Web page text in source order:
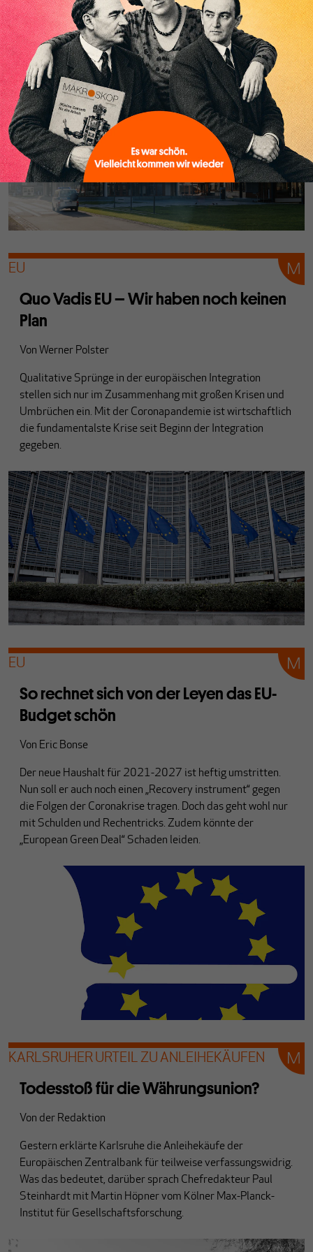
weist auf das zentrale Problem der EU: Die Verträge
passen nicht mehr auf die aktuelle wirtschaftspolitische
Situation.
EU
Quo Vadis EU – Wir haben noch keinen
Plan
Von Werner Polster
Qualitative Sprünge in der europäischen Integration
stellen sich nur im Zusammenhang mit großen Krisen und
Umbrüchen ein. Mit der Coronapandemie ist wirtschaftlich
die fundamentalste Krise seit Beginn der Integration
gegeben.
EU
So rechnet sich von der Leyen das EU-
Budget schön
Von Eric Bonse
Der neue Haushalt für 2021-2027 ist heftig umstritten.
Nun soll er auch noch einen „Recovery instrument“ gegen
die Folgen der Coronakrise tragen. Doch das geht wohl nur
mit Schulden und Rechentricks. Zudem könnte der
„European Green Deal“ Schaden leiden.
KARLSRUHER URTEIL ZU ANLEIHEKÄUFEN
Todesstoß für die Währungsunion?
Von der Redaktion
Gestern erklärte Karlsruhe die Anleihekäufe der
Europäischen Zentralbank für teilweise verfassungswidrig.
Was das bedeutet, darüber sprach Chefredakteur Paul
Steinhardt mit Martin Höpner vom Kölner Max-Planck-
Institut für Gesellschaftsforschung.